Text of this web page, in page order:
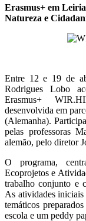
Erasmus+ em
Natureza e
Entre 12 e 19 de
Rodrigues Lobo
Erasmus+
desenvolvida em
(Alemanha).
pelas professoras
alemão, pelo diretor
O programa,
Ecoprojetos e
trabalho conjunto e
As atividades
temáticos
escola e um peddy